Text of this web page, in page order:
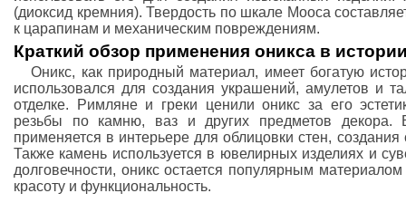
(диоксид кремния). Твердость по шкале Мооса
к царапинам и механическим повреждениям.
Краткий обзор применения оникса в
Оникс, как природный материал, имеет богатую
использовался для создания украшений, амулетов и
отделке. Римляне и греки ценили оникс за его
резьбы по камню, ваз и других предметов
применяется в интерьере для облицовки стен,
Также камень используется в ювелирных изделиях и
долговечности, оникс остается популярным
красоту и функциональность.